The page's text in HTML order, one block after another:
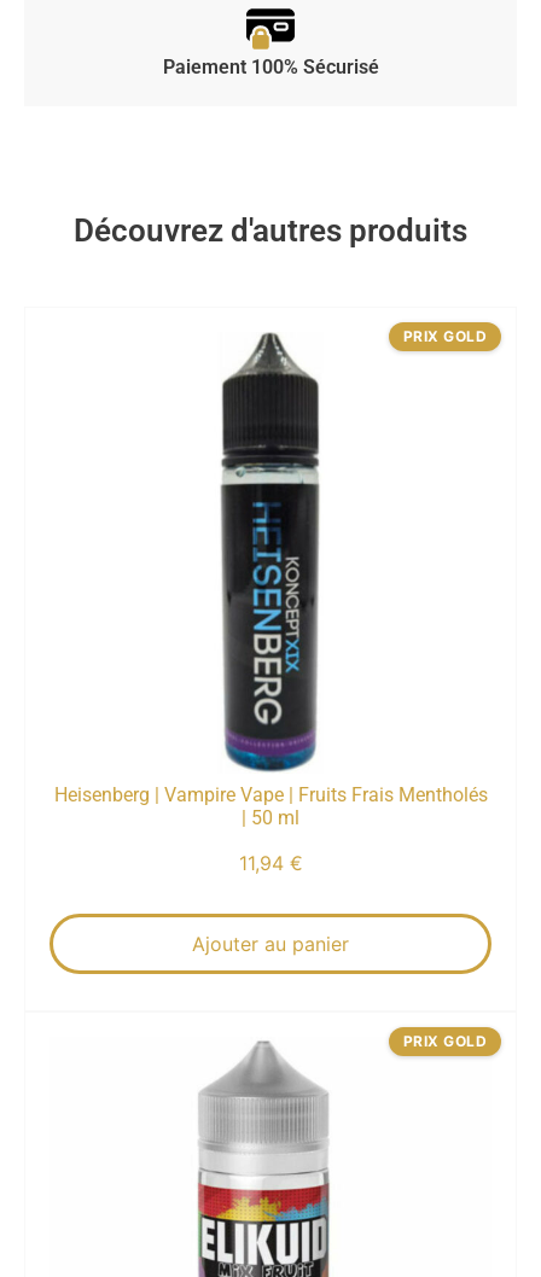
Paiement 100% Sécurisé
Découvrez d'autres produits
Heisenberg | Vampire Vape | Fruits Frais Mentholés
| 50 ml
11,94 €
Ajouter au panier
PRIX GOLD
PRIX GOLD